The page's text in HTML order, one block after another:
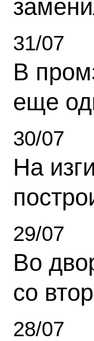
31/07
В
еще
30/07
На
29/07
Во
со
28/07